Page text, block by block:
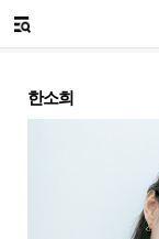
메뉴 열기
한소희